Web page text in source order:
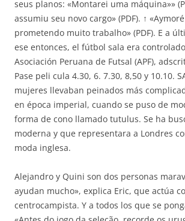
seus planos: «Montarei uma máquina»»
assumiu seu novo cargo» (PDF). ↑
prometendo muito trabalho» (PDF). E a
ese entonces, el fútbol sala era
Asociación Peruana de Futsal (APF),
Pase peli cula 4.30, 6. 7.30, 8,50 y 10.10.
mujeres llevaban peinados más
en época imperial, cuando se puso de
forma de cono llamado tutulus. Se ha
moderna y que representara a Londres
moda inglesa.
Alejandro y Quini son dos personas
ayudan mucho», explica Eric, que actúa
centrocampista. Y a todos los que se